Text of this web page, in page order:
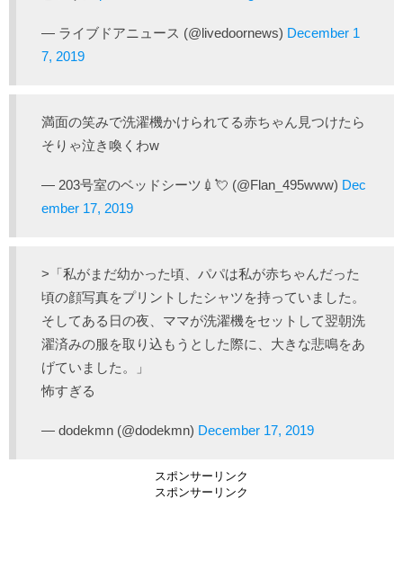
— ライブドアニュース (@livedoornews) December 1
7, 2019
満面の笑みで洗濯機かけられてる赤ちゃん見つけたら
そりゃ泣き喚くわw
— 203号室のベッドシーツ💉💘 (@Flan_495www) Dec
ember 17, 2019
>「私がまだ幼かった頃、パパは私が赤ちゃんだった
頃の顔写真をプリントしたシャツを持っていました。
そしてある日の夜、ママが洗濯機をセットして翌朝洗
濯済みの服を取り込もうとした際に、大きな悲鳴をあ
げていました。」
怖すぎる
— dodekmn (@dodekmn) December 17, 2019
スポンサーリンク
スポンサーリンク